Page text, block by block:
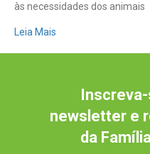
às necessidades dos animais
Leia Mais
newsletter e
da